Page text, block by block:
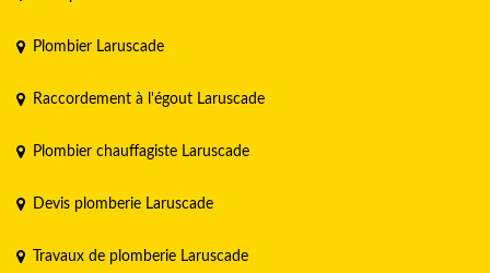
Plombier Laruscade
Raccordement à l'égout Laruscade
Plombier chauffagiste Laruscade
Devis plomberie Laruscade
Travaux de plomberie Laruscade